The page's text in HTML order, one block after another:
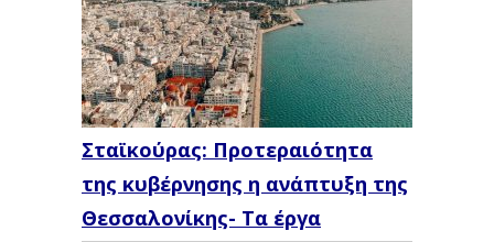
Σταϊκούρας: Προτεραιότητα
της κυβέρνησης η ανάπτυξη της
Θεσσαλονίκης- Τα έργα